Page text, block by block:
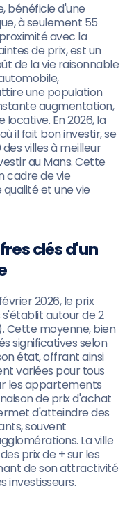
bénéficie d'une
à seulement 55
avec la
de prix, est un
de la vie raisonnable
une population
augmentation,
En 2026, la
il fait bon investir, se
villes à meilleur
au Mans. Cette
cadre de vie
et une vie
clés d'un
2026, le prix
autour de 2
Cette moyenne, bien
significatives selon
état, offrant ainsi
variées pour tous
les appartements
de prix d'achat
d'atteindre des
souvent
La ville
prix de + sur les
de son attractivité
investisseurs.